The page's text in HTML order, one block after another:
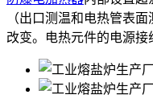
（出口测温和电热管表
改变。电热元件的电源接